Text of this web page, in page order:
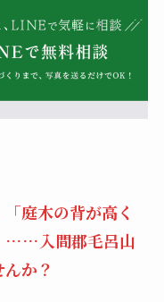
庭木の背が高く
……入間郡毛呂山
か？